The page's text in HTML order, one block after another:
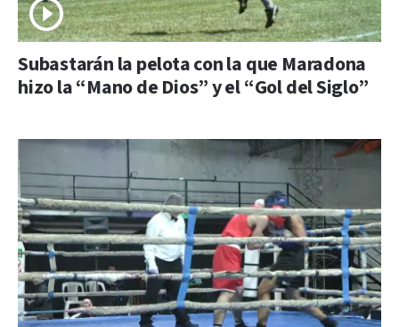
Subastarán la pelota con la que Maradona
hizo la “Mano de Dios” y el “Gol del Siglo”